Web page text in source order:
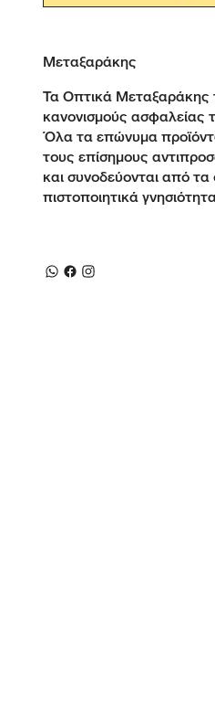
Μεταξαράκης
Τα Οπτικά Μεταξαράκης
κανονισμούς ασφαλείας
Όλα τα επώνυμα
τους επίσημους
και συνοδεύονται από
πιστοποιητικά